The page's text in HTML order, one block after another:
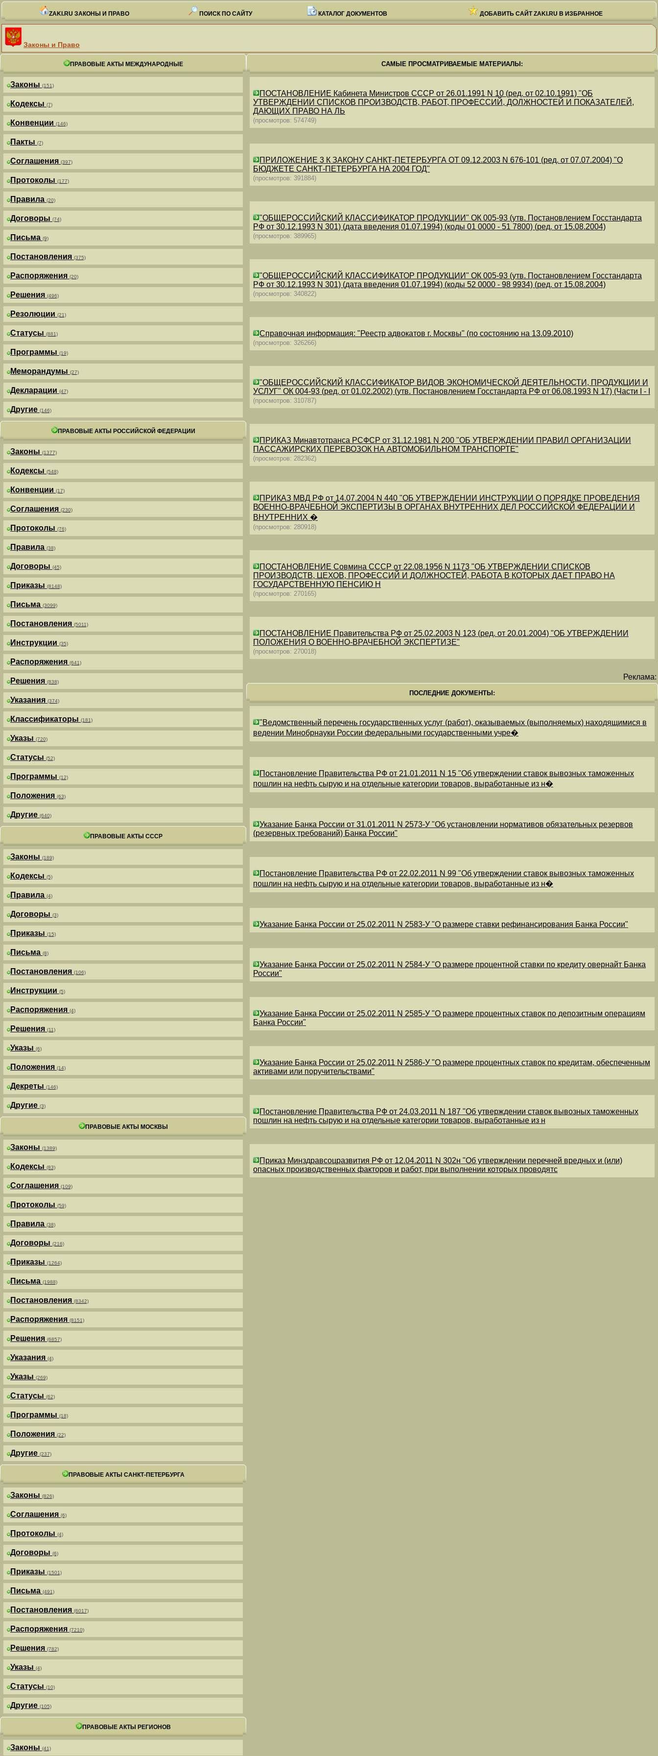
ZAKI.RU ЗАКОНЫ И ПРАВО ПОИСК ПО САЙТУ КАТАЛОГ ДОКУМЕНТОВ ДОБАВИТЬ САЙТ ZAKI.RU В ИЗБРАННОЕ
Законы и Право
ПРАВОВЫЕ АКТЫ МЕЖДУНАРОДНЫЕ
Законы (151)
Кодексы (7)
Конвенции (146)
Пакты (7)
Соглашения (397)
Протоколы (177)
Правила (20)
Договоры (74)
Письма (9)
Постановления (375)
Распоряжения (20)
Решения (496)
Резолюции (21)
Статусы (881)
Программы (19)
Меморандумы (27)
Декларации (47)
Другие (146)
ПРАВОВЫЕ АКТЫ РОССИЙСКОЙ ФЕДЕРАЦИИ
Законы (1377)
Кодексы (548)
Конвенции (17)
Соглашения (230)
Протоколы (76)
Правила (38)
Договоры (45)
Приказы (8148)
Письма (3099)
Постановления (5011)
Инструкции (35)
Распоряжения (641)
Решения (838)
Указания (374)
Классификаторы (181)
Указы (720)
Статусы (52)
Программы (12)
Положения (63)
Другие (640)
ПРАВОВЫЕ АКТЫ СССР
Законы (189)
Кодексы (5)
Правила (4)
Договоры (3)
Приказы (15)
Письма (8)
Постановления (106)
Инструкции (5)
Распоряжения (4)
Решения (11)
Указы (6)
Положения (14)
Декреты (146)
Другие (3)
ПРАВОВЫЕ АКТЫ МОСКВЫ
Законы (1389)
Кодексы (83)
Соглашения (109)
Протоколы (59)
Правила (38)
Договоры (216)
Приказы (1264)
Письма (1988)
Постановления (8342)
Распоряжения (8151)
Решения (6857)
Указания (4)
Указы (269)
Статусы (62)
Программы (18)
Положения (22)
Другие (237)
ПРАВОВЫЕ АКТЫ САНКТ-ПЕТЕРБУРГА
Законы (826)
Соглашения (6)
Протоколы (4)
Договоры (6)
Приказы (1501)
Письма (491)
Постановления (6017)
Распоряжения (7210)
Решения (782)
Указы (4)
Статусы (10)
Другие (105)
ПРАВОВЫЕ АКТЫ РЕГИОНОВ
Законы (41)
САМЫЕ ПРОСМАТРИВАЕМЫЕ МАТЕРИАЛЫ:
ПОСТАНОВЛЕНИЕ Кабинета Министров СССР от 26.01.1991 N 10 (ред. от 02.10.1991) "ОБ
УТВЕРЖДЕНИИ СПИСКОВ ПРОИЗВОДСТВ, РАБОТ, ПРОФЕССИЙ, ДОЛЖНОСТЕЙ И ПОКАЗАТЕЛЕЙ,
ДАЮЩИХ ПРАВО НА ЛЬ
(просмотров: 574749)
ПРИЛОЖЕНИЕ 3 К ЗАКОНУ САНКТ-ПЕТЕРБУРГА ОТ 09.12.2003 N 676-101 (ред. от 07.07.2004) "О
БЮДЖЕТЕ САНКТ-ПЕТЕРБУРГА НА 2004 ГОД"
(просмотров: 391884)
"ОБЩЕРОССИЙСКИЙ КЛАССИФИКАТОР ПРОДУКЦИИ" ОК 005-93 (утв. Постановлением Госстандарта
РФ от 30.12.1993 N 301) (дата введения 01.07.1994) (коды 01 0000 - 51 7800) (ред. от 15.08.2004)
(просмотров: 389965)
"ОБЩЕРОССИЙСКИЙ КЛАССИФИКАТОР ПРОДУКЦИИ" ОК 005-93 (утв. Постановлением Госстандарта
РФ от 30.12.1993 N 301) (дата введения 01.07.1994) (коды 52 0000 - 98 9934) (ред. от 15.08.2004)
(просмотров: 340822)
Справочная информация: "Реестр адвокатов г. Москвы" (по состоянию на 13.09.2010)
(просмотров: 326266)
"ОБЩЕРОССИЙСКИЙ КЛАССИФИКАТОР ВИДОВ ЭКОНОМИЧЕСКОЙ ДЕЯТЕЛЬНОСТИ, ПРОДУКЦИИ И
УСЛУГ" ОК 004-93 (ред. от 01.02.2002) (утв. Постановлением Госстандарта РФ от 06.08.1993 N 17) (Части I - I
(просмотров: 310787)
ПРИКАЗ Минавтотранса РСФСР от 31.12.1981 N 200 "ОБ УТВЕРЖДЕНИИ ПРАВИЛ ОРГАНИЗАЦИИ
ПАССАЖИРСКИХ ПЕРЕВОЗОК НА АВТОМОБИЛЬНОМ ТРАНСПОРТЕ"
(просмотров: 282362)
ПРИКАЗ МВД РФ от 14.07.2004 N 440 "ОБ УТВЕРЖДЕНИИ ИНСТРУКЦИИ О ПОРЯДКЕ ПРОВЕДЕНИЯ
ВОЕННО-ВРАЧЕБНОЙ ЭКСПЕРТИЗЫ В ОРГАНАХ ВНУТРЕННИХ ДЕЛ РОССИЙСКОЙ ФЕДЕРАЦИИ И
ВНУТРЕННИХ �
(просмотров: 280918)
ПОСТАНОВЛЕНИЕ Совмина СССР от 22.08.1956 N 1173 "ОБ УТВЕРЖДЕНИИ СПИСКОВ
ПРОИЗВОДСТВ, ЦЕХОВ, ПРОФЕССИЙ И ДОЛЖНОСТЕЙ, РАБОТА В КОТОРЫХ ДАЕТ ПРАВО НА
ГОСУДАРСТВЕННУЮ ПЕНСИЮ Н
(просмотров: 270165)
ПОСТАНОВЛЕНИЕ Правительства РФ от 25.02.2003 N 123 (ред. от 20.01.2004) "ОБ УТВЕРЖДЕНИИ
ПОЛОЖЕНИЯ О ВОЕННО-ВРАЧЕБНОЙ ЭКСПЕРТИЗЕ"
(просмотров: 270018)
Реклама:
ПОСЛЕДНИЕ ДОКУМЕНТЫ:
"Ведомственный перечень государственных услуг (работ), оказываемых (выполняемых) находящимися в
ведении Минобрнауки России федеральными государственными учре�
Постановление Правительства РФ от 21.01.2011 N 15 "Об утверждении ставок вывозных таможенных
пошлин на нефть сырую и на отдельные категории товаров, выработанные из н�
Указание Банка России от 31.01.2011 N 2573-У "Об установлении нормативов обязательных резервов
(резервных требований) Банка России"
Постановление Правительства РФ от 22.02.2011 N 99 "Об утверждении ставок вывозных таможенных
пошлин на нефть сырую и на отдельные категории товаров, выработанные из н�
Указание Банка России от 25.02.2011 N 2583-У "О размере ставки рефинансирования Банка России"
Указание Банка России от 25.02.2011 N 2584-У "О размере процентной ставки по кредиту овернайт Банка
России"
Указание Банка России от 25.02.2011 N 2585-У "О размере процентных ставок по депозитным операциям
Банка России"
Указание Банка России от 25.02.2011 N 2586-У "О размере процентных ставок по кредитам, обеспеченным
активами или поручительствами"
Постановление Правительства РФ от 24.03.2011 N 187 "Об утверждении ставок вывозных таможенных
пошлин на нефть сырую и на отдельные категории товаров, выработанные из н
Приказ Минздравсоцразвития РФ от 12.04.2011 N 302н "Об утверждении перечней вредных и (или)
опасных производственных факторов и работ, при выполнении которых проводятс